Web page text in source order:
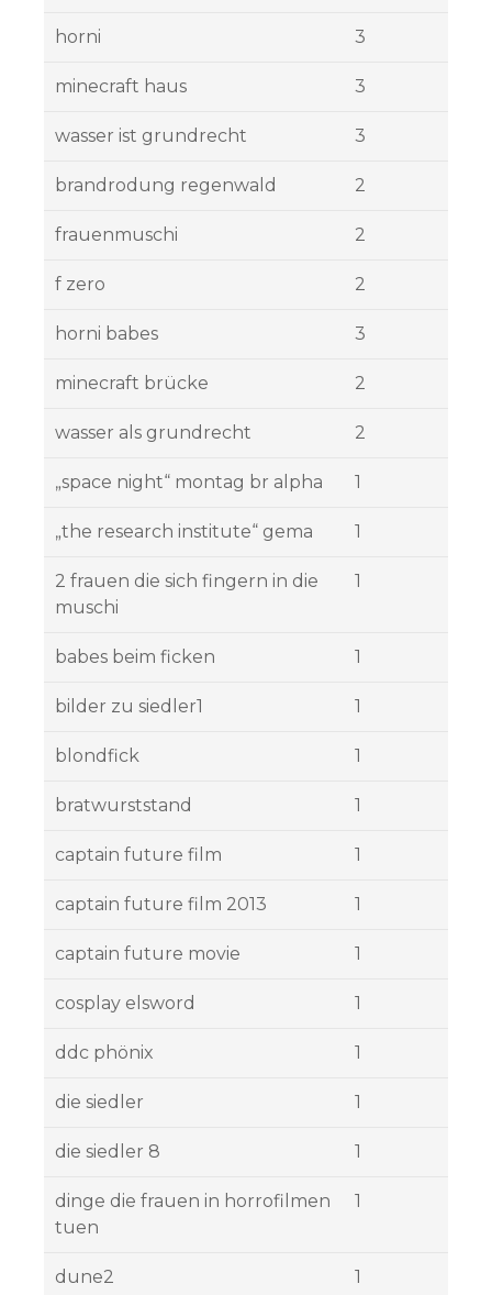
horni 3
minecraft haus 3
wasser ist grundrecht 3
brandrodung regenwald 2
frauenmuschi 2
f zero 2
horni babes 3
minecraft brücke 2
wasser als grundrecht 2
„space night“ montag br alpha 1
„the research institute“ gema 1
2 frauen die sich fingern in die
muschi
1
babes beim ficken 1
bilder zu siedler1 1
blondfick 1
bratwurststand 1
captain future film 1
captain future film 2013 1
captain future movie 1
cosplay elsword 1
ddc phönix 1
die siedler 1
die siedler 8 1
dinge die frauen in horrofilmen
tuen
1
dune2 1